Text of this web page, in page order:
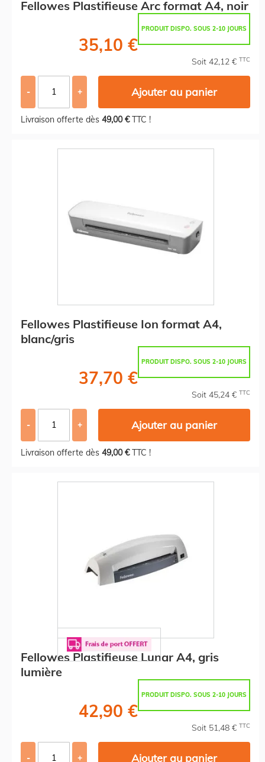
Fellowes Plastifieuse Arc format A4, noir
PRODUIT DISPO. SOUS 2-10 JOURS
35,10 €
Soit 42,12 € TTC
- + Ajouter au panier
Livraison offerte dès 49,00 €TTC !
Fellowes Plastifieuse Ion format A4,
blanc/gris
PRODUIT DISPO. SOUS 2-10 JOURS
37,70 €
Soit 45,24 € TTC
- + Ajouter au panier
Livraison offerte dès 49,00 €TTC !
Fellowes Plastifieuse Lunar A4, gris
lumière
PRODUIT DISPO. SOUS 2-10 JOURS
42,90 €
Soit 51,48 € TTC
- + Ajouter au panier